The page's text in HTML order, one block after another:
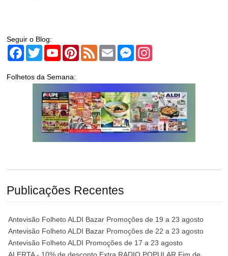
Seguir o Blog:
Facebook
TwitterYouTubePinterest
Feed Email Messenger
Folhetos da Semana:
Publicações Recentes
Antevisão Folheto ALDI Bazar Promoções de 19 a 23 agosto
Antevisão Folheto ALDI Bazar Promoções de 22 a 23 agosto
Antevisão Folheto ALDI Promoções de 17 a 23 agosto